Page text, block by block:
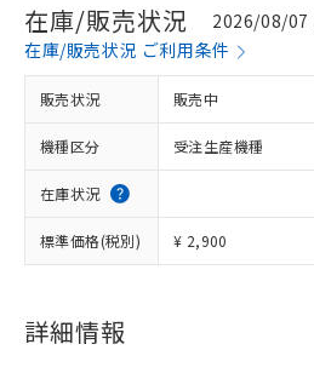
在庫/販売状況
2026/08/07
在庫/販売状況 ご利用条件
販売状況 販売中
機種区分 受注生産機種
在庫状況
標準価格(税別) ¥ 2,900
詳細情報